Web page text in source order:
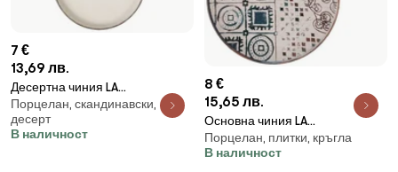
7 €
13,69 лв.
Десертна чиния LA
MEDITERRANEA Nordic, 20 cm,
Порцелан
Порцелан, скандинавски,
десерт
В наличност
8 €
15,65 лв.
Основна чиния LA
MEDITERRANEA Grecia, 26 cm,
порцелан
Порцелан, плитки, кръгла
В наличност